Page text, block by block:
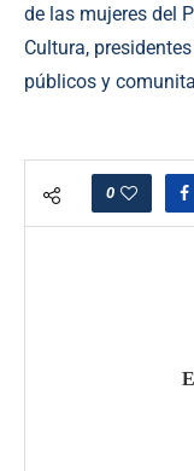
de las mujeres del
Cultura,
públicos y
0